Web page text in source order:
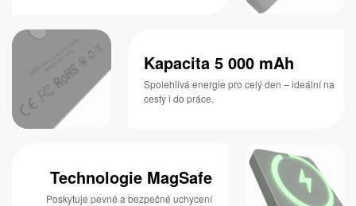
Kapacita 5 000 mAh
Spolehlivá energie pro celý den – ideální na
cesty i do práce.
Technologie MagSafe
Poskytuje pevné a bezpečné uchycení